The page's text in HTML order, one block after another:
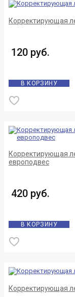
Корректирующая
120 руб.
В КОРЗИНУ
Корректирующая
европодвес
420 руб.
В КОРЗИНУ
Корректирующая